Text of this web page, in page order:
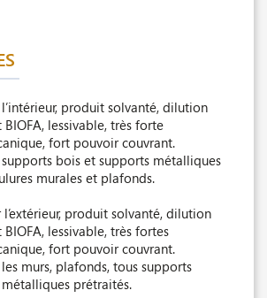
produit solvanté, dilution
lessivable, très forte
fort pouvoir couvrant.
bois et supports métalliques
murales et plafonds.
l’extérieur, produit solvanté, dilution
lessivable, très fortes
fort pouvoir couvrant.
murs, plafonds, tous supports
prétraités.